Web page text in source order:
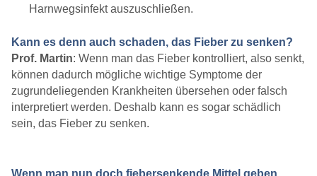
Harnwegsinfekt auszuschließen.
Kann es denn auch schaden, das Fieber zu senken?
Prof. Martin: Wenn man das Fieber kontrolliert, also senkt,
können dadurch mögliche wichtige Symptome der
zugrundeliegenden Krankheiten übersehen oder falsch
interpretiert werden. Deshalb kann es sogar schädlich
sein, das Fieber zu senken.